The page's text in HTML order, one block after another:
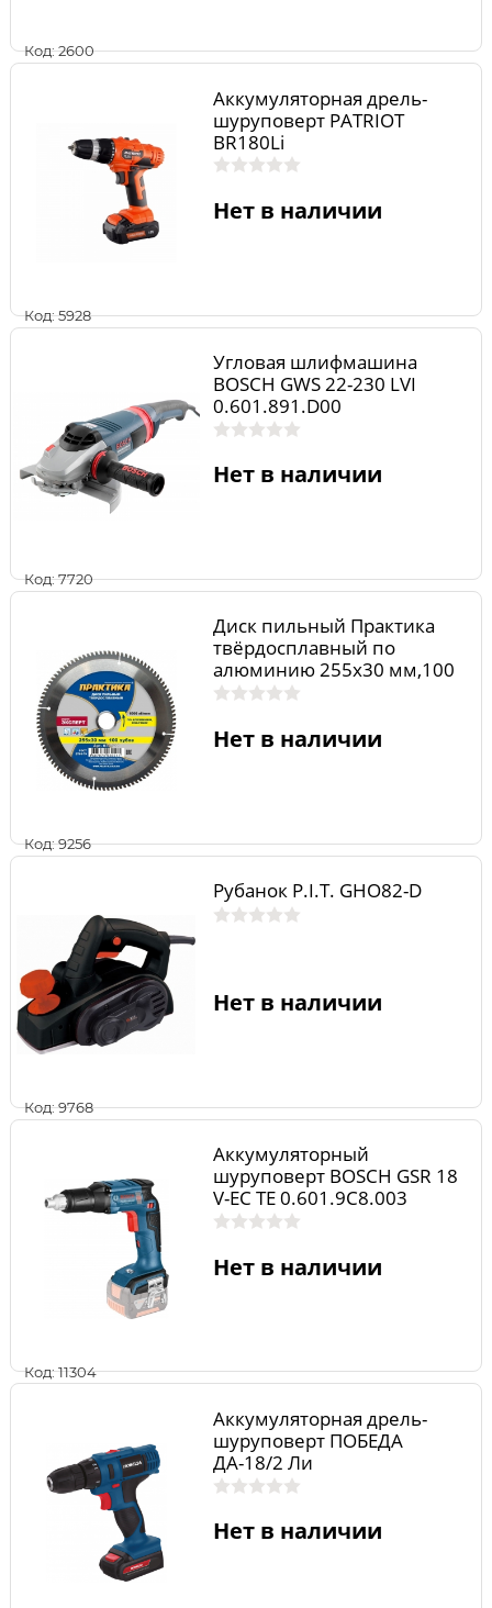
Код: 2600
Код: 5928
Аккумуляторная дрель-
шуруповерт PATRIOT
BR180Li
Нет в наличии
Код: 7720
Угловая шлифмашина
BOSCH GWS 22-230 LVI
0.601.891.D00
Нет в наличии
Код: 9256
Диск пильный Практика
твёрдосплавный по
алюминию 255х30 мм,100
зубов
Нет в наличии
Код: 9768
Рубанок P.I.T. GHO82-D
Нет в наличии
Код: 11304
Аккумуляторный
шуруповерт BOSCH GSR 18
V-EC TE 0.601.9C8.003
Нет в наличии
Аккумуляторная дрель-
шуруповерт ПОБЕДА
ДА-18/2 Ли
Нет в наличии